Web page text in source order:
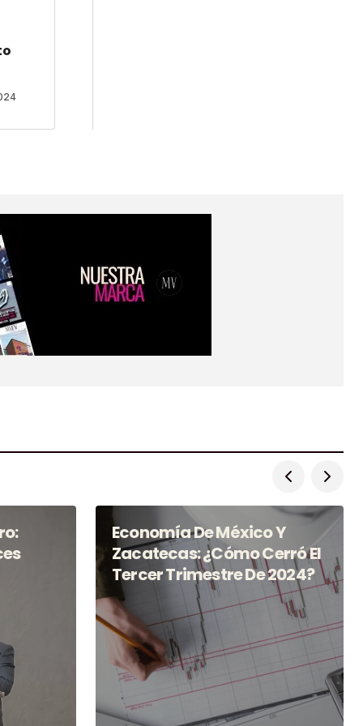
Economía De México Y
Zacatecas: ¿Cómo Cerró El
Tercer Trimestre De 2024?